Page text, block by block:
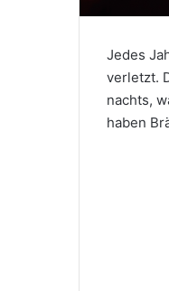
Jedes
verletzt.
nachts,
haben